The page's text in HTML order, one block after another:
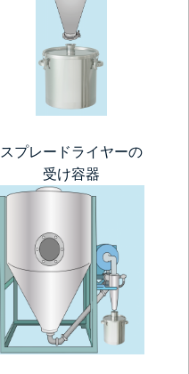
スプレードライヤーの
受け容器